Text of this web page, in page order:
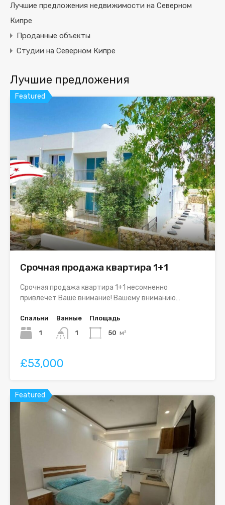
Лучшие предложения недвижимости на Северном
Кипре
Проданные объекты
Студии на Северном Кипре
Лучшие предложения
Featured
Срочная продажа квартира 1+1
Срочная продажа квартира 1+1 несомненно
привлечет Ваше внимание! Вашему вниманию…
Спальни
1
Ванные
1
Площадь
50 м²
£53,000
Featured